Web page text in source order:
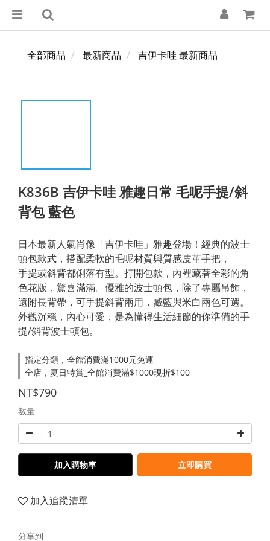
全部商品 最新商品 吉伊卡哇 最新商品
K836B 吉伊卡哇 雅趣日常 毛呢手提/斜
背包 藍色
日本最新人氣肖像「吉伊卡哇」雅趣登場！經典的波士
頓包款式，搭配柔軟的毛呢材質與質感皮革手把，
手提或斜背都俐落有型。打開包款，內裡藏著全彩的角
色花版，驚喜滿滿。優雅的波士頓包，除了專屬吊飾，
還附長背帶，可手提斜背兩用，臧藍與米白兩色可選。
外觀沉穩，內心可愛，是為懂得生活細節的你準備的手
提/斜背波士頓包。
指定分類，全館消費滿1000元免運
全店，夏日特賞_全館消費滿$1000現折$100
NT$790
數量
加入購物車 立即購買
加入追蹤清單
分享到